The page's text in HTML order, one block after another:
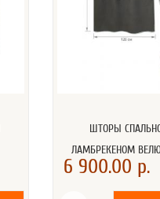
ШТОРЫ
ЛАМБРЕКЕНОМ
6 900.00 р.